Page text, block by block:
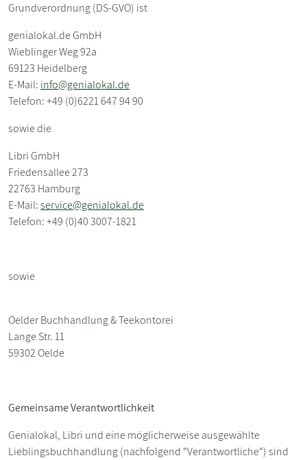
Grundverordnung (DS-GVO) ist
genialokal.de GmbH
Wieblinger Weg 92a
69123 Heidelberg
E-Mail: info@genialokal.de
Telefon: +49 (0)6221 647 94 90
sowie die
Libri GmbH
Friedensallee 273
22763 Hamburg
E-Mail:service@genialokal.de
Telefon: +49 (0)40 3007-1821
sowie
Oelder Buchhandlung & Teekontorei
Lange Str. 11
59302 Oelde
Gemeinsame Verantwortlichkeit
Genialokal, Libri und eine möglicherweise ausgewählte
Lieblingsbuchhandlung (nachfolgend "Verantwortliche") sind